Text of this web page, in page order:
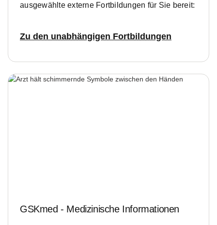
ausgewählte externe Fortbildungen für Sie bereit:
Zu den unabhängigen Fortbildungen
GSKmed - Medizinische Informationen